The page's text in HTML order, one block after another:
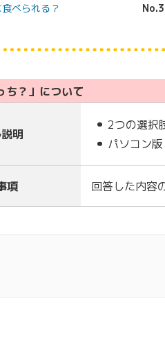
べられる？
ち？」について
明
2つの選択
パソコン
項 回答した内容